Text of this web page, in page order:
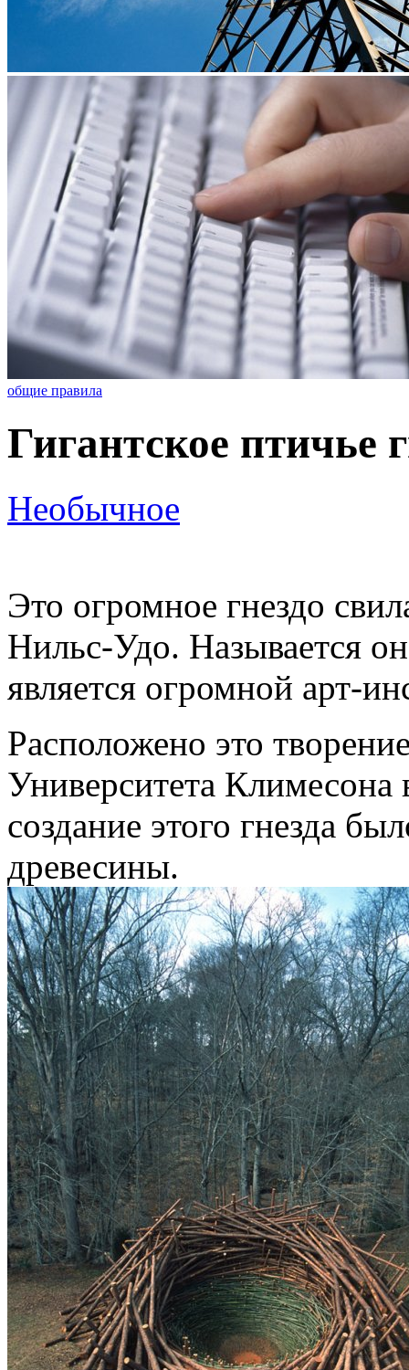
общие правила
Гигантское птичье
Необычное
Это огромное гнездо
Нильс-Удо. Называется
является огромной арт-
Расположено это
Университета
создание этого гнезда
древесины.